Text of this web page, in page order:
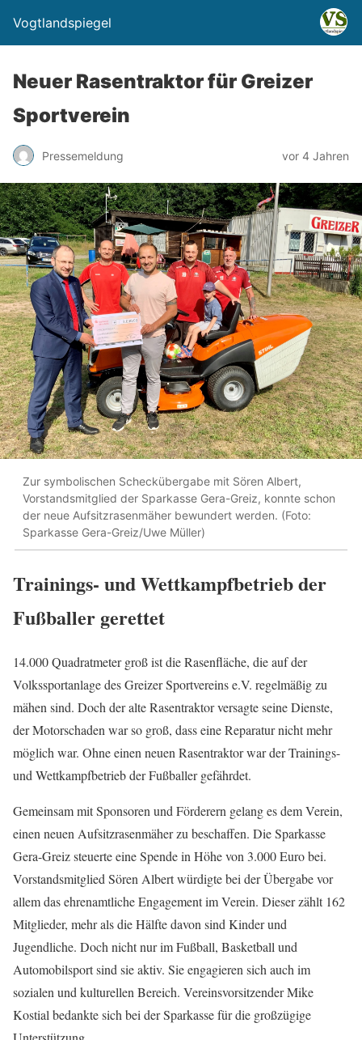
Vogtlandspiegel
Neuer Rasentraktor für Greizer
Sportverein
Pressemeldung vor 4 Jahren
Zur symbolischen Scheckübergabe mit Sören Albert,
Vorstandsmitglied der Sparkasse Gera-Greiz, konnte schon
der neue Aufsitzrasenmäher bewundert werden. (Foto:
Sparkasse Gera-Greiz/Uwe Müller)
Trainings- und Wettkampfbetrieb der
Fußballer gerettet
14.000 Quadratmeter groß ist die Rasenfläche, die auf der
Volkssportanlage des Greizer Sportvereins e.V. regelmäßig zu
mähen sind. Doch der alte Rasentraktor versagte seine Dienste,
der Motorschaden war so groß, dass eine Reparatur nicht mehr
möglich war. Ohne einen neuen Rasentraktor war der Trainings-
und Wettkampfbetrieb der Fußballer gefährdet.
Gemeinsam mit Sponsoren und Förderern gelang es dem Verein,
einen neuen Aufsitzrasenmäher zu beschaffen. Die Sparkasse
Gera-Greiz steuerte eine Spende in Höhe von 3.000 Euro bei.
Vorstandsmitglied Sören Albert würdigte bei der Übergabe vor
allem das ehrenamtliche Engagement im Verein. Dieser zählt 162
Mitglieder, mehr als die Hälfte davon sind Kinder und
Jugendliche. Doch nicht nur im Fußball, Basketball und
Automobilsport sind sie aktiv. Sie engagieren sich auch im
sozialen und kulturellen Bereich. Vereinsvorsitzender Mike
Kostial bedankte sich bei der Sparkasse für die großzügige